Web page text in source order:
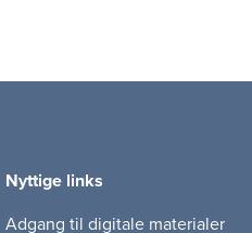
Nyttige links
Adgang til digitale materialer